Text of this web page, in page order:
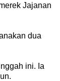
Jajanan
dua
ini. Ia